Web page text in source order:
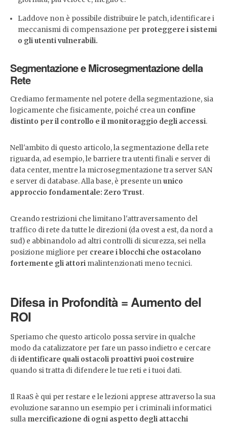
Laddove non è possibile distribuire le patch, identificare i
meccanismi di compensazione per proteggere i sistemi
o gli utenti vulnerabili.
Segmentazione e Microsegmentazione della
Rete
Crediamo fermamente nel potere della segmentazione, sia
logicamente che fisicamente, poiché crea un confine
distinto per il controllo e il monitoraggio degli accessi.
Nell'ambito di questo articolo, la segmentazione della rete
riguarda, ad esempio, le barriere tra utenti finali e server di
data center, mentre la microsegmentazione tra server SAN
e server di database. Alla base, è presente ununico
approccio fondamentale: Zero Trust.
Creando restrizioni che limitano l'attraversamento del
traffico di rete da tutte le direzioni (da ovest a est, da nord a
sud) e abbinandolo ad altri controlli di sicurezza, sei nella
posizione migliore per creare i blocchi che ostacolano
fortemente gli attori malintenzionati meno tecnici.
Difesa in Profondità = Aumento del
ROI
Speriamo che questo articolo possa servire in qualche
modo da catalizzatore per fare un passo indietro e cercare
diidentificare quali ostacoli proattivi puoi costruire
quando si tratta di difendere le tue reti e i tuoi dati.
Il RaaS è qui per restare e le lezioni apprese attraverso la sua
evoluzione saranno un esempio per i criminali informatici
sulla mercificazione di ogni aspetto degli attacchi